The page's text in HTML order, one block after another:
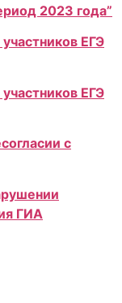
2023 года”
ЕГЭ
ЕГЭ
с
ГИА